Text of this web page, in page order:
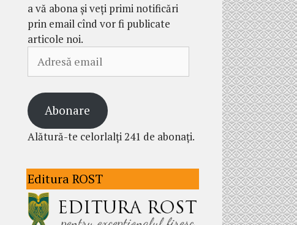
a vă abona și veți primi notificări
prin email cînd vor fi publicate
articole noi.
email
Abonare
Alătură-te celorlalți 241 de abonați.
Editura ROST